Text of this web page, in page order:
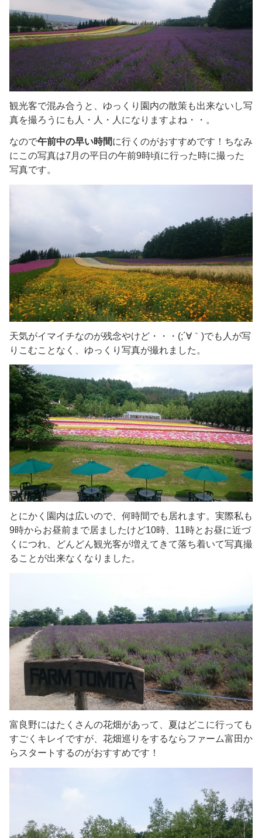
観光客で混み合うと、ゆっくり園内の散策も出来ないし写
真を撮ろうにも人・人・人になりますよね・・。
なので午前中の早い時間に行くのがおすすめです！ちなみ
にこの写真は7月の平日の午前9時頃に行った時に撮った
写真です。
天気がイマイチなのが残念やけど・・・(;´∀｀)でも人が写
りこむことなく、ゆっくり写真が撮れました。
とにかく園内は広いので、何時間でも居れます。実際私も
9時からお昼前まで居ましたけど10時、11時とお昼に近づ
くにつれ、どんどん観光客が増えてきて落ち着いて写真撮
ることが出来なくなりました。
富良野にはたくさんの花畑があって、夏はどこに行っても
すごくキレイですが、花畑巡りをするならファーム富田か
らスタートするのがおすすめです！